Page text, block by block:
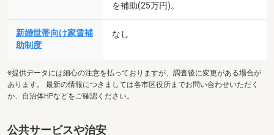
を補助(25万円)。
新婚世帯向け家賃補
助制度
なし
※提供データには細心の注意を払っておりますが、調査後に変更がある場合が
あります。 最新の情報につきましては各市区役所までお問い合わせいただく
か、自治体HPなどをご確認ください。
公共サービスや治安